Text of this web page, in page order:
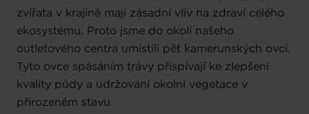
zvířata v krajině mají zásadní vliv na zdraví celého
ekosystému. Proto jsme do okolí našeho
outletového centra umístili pět kamerunských ovcí.
Tyto ovce spásáním trávy přispívají ke zlepšení
kvality půdy a udržování okolní vegetace v
přirozeném stavu.